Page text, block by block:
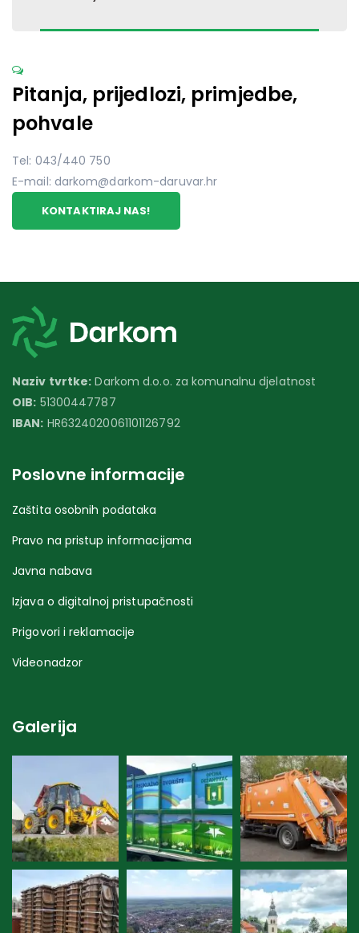
Pitanja, prijedlozi, primjedbe,
pohvale
Tel: 043/440 750
E-mail: darkom@darkom-daruvar.hr
KONTAKTIRAJ NAS!
Naziv tvrtke: Darkom d.o.o. za komunalnu djelatnost
OIB: 51300447787
IBAN: HR6324020061101126792
Poslovne informacije
Zaštita osobnih podataka
Pravo na pristup informacijama
Javna nabava
Izjava o digitalnoj pristupačnosti
Prigovori i reklamacije
Videonadzor
Galerija